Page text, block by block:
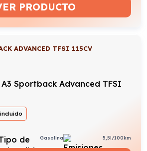
PRODUCTO
ADVANCED TFSI 115CV
Gasolina 5,5l/100km